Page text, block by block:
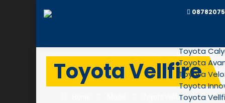
Toyota
Toyota
Toyota
Toyota
Toyota
Toyota Vellfire
Toyota Vellfire